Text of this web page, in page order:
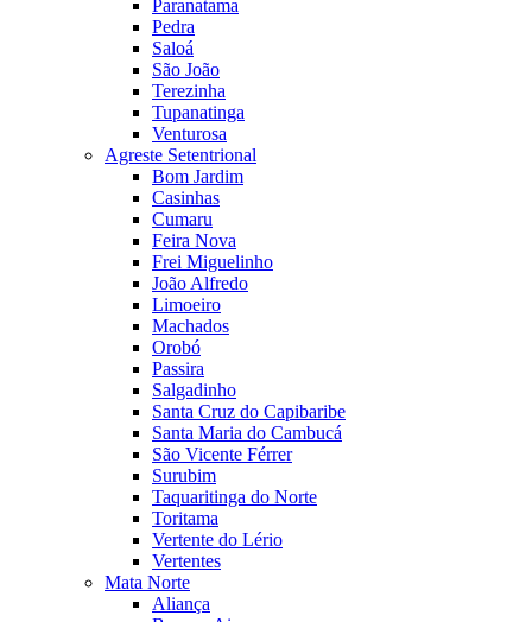
Paranatama
Pedra
Saloá
São João
Terezinha
Tupanatinga
Venturosa
Agreste Setentrional
Bom Jardim
Casinhas
Cumaru
Feira Nova
Frei Miguelinho
João Alfredo
Limoeiro
Machados
Orobó
Passira
Salgadinho
Santa Cruz do Capibaribe
Santa Maria do Cambucá
São Vicente Férrer
Surubim
Taquaritinga do Norte
Toritama
Vertente do Lério
Vertentes
Mata Norte
Aliança